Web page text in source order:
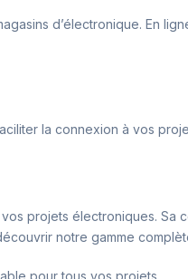
d’électronique. En
la connexion à vos
projets électroniques.
notre gamme
pour tous vos projets.